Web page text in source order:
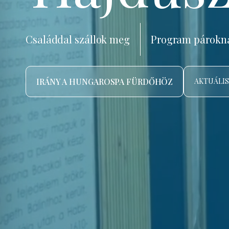
Családdal szállok meg Program
IRÁNY A HUNGAROSPA FÜRDŐHÖZ